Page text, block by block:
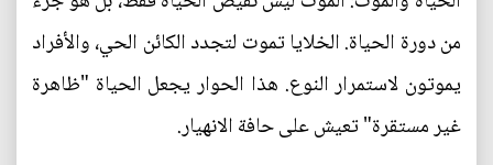
من دورة الحياة. الخلايا تموت لتجدد الكائن الحي، والأفراد
يموتون لاستمرار النوع. هذا الحوار يجعل الحياة "ظاهرة
غير مستقرة" تعيش على حافة الانهيار.